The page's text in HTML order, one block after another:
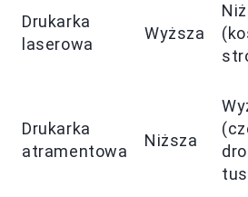
Drukarka
laserowa
Wyższa
Drukarka
atramentowa
Niższa